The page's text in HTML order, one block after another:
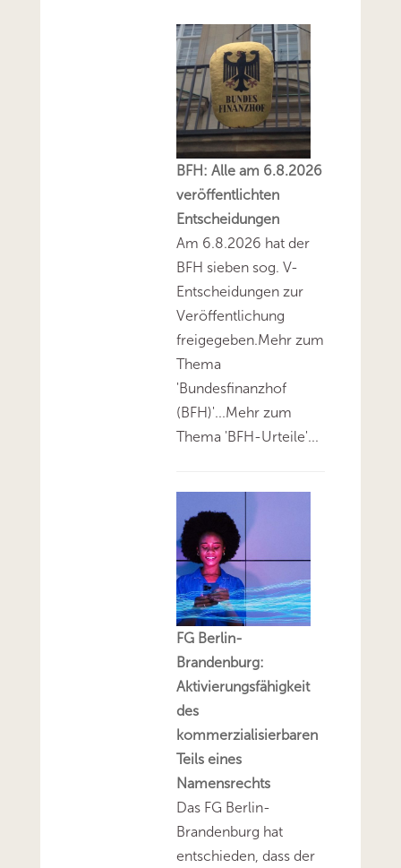
BFH: Alle am 6.8.2026
veröffentlichten
Entscheidungen
Am 6.8.2026 hat der
BFH sieben sog. V-
Entscheidungen zur
Veröffentlichung
freigegeben.Mehr zum
Thema
'Bundesfinanzhof
(BFH)'...Mehr zum
Thema 'BFH-Urteile'...
FG Berlin-
Brandenburg:
Aktivierungsfähigkeit
des
kommerzialisierbaren
Teils eines
Namensrechts
Das FG Berlin-
Brandenburg hat
entschieden, dass der